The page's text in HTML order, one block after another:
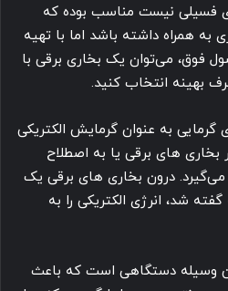
فسیلی نیست مناسب بوده که
همراه داشته باشد اما با تهیه
فوق، می‌توان یک بخاری برقی با
بهینه انتخاب کنید.
گرمایی به عنوان گرمایش الکتریکی
های برقی یا به اصطلاح
می‌گیرد. درون بخاری های برقی یک
شد، انرژی الکتریکی را به
وسیله دستگاهی است که باعث